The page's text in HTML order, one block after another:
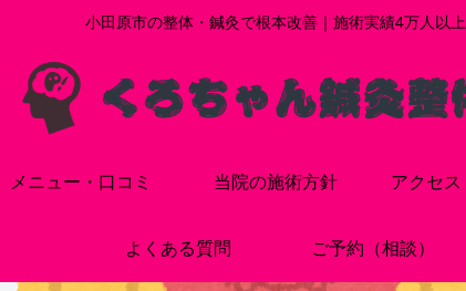
小田原市の整体・鍼灸で根本改善｜施術実績4万人以上
メニュー・口コミ 当院の施術方針 アクセス
よくある質問 ご予約（相談）